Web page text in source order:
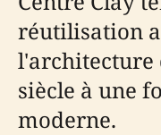
réutilisation
l'architecture
siècle à une
moderne.